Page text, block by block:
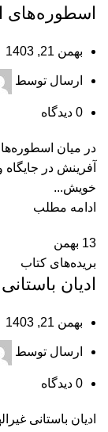
اسطوره‌های
بهمن 21, 1403
ارسال توسط
0 دیدگاه
در میان
آفرینش در جایگاه
خویش...
ادامه مطلب
13 بهمن
بریده‌های کتاب
ادیان باستانی
بهمن 21, 1403
ارسال توسط
0 دیدگاه
ادیان باستانی